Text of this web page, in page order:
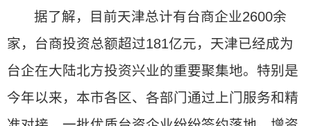
据了解，目前天津总计有台商企业2600余
家，台商投资总额超过181亿元，天津已经成为
台企在大陆北方投资兴业的重要聚集地。特别是
今年以来，本市各区、各部门通过上门服务和精